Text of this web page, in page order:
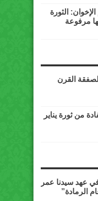
الثورة
مرفوعة
القرن
في عهد سيدنا عمر
الرمادة”